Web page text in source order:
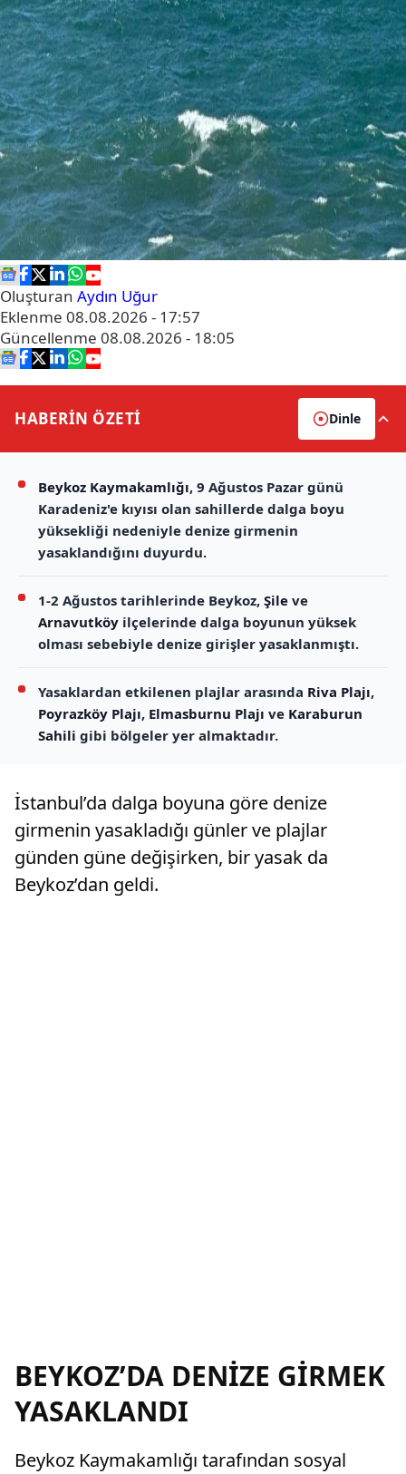
Oluşturan Aydın Uğur
Eklenme 08.08.2026 - 17:57
Güncellenme 08.08.2026 - 18:05
HABERİN ÖZETİ Dinle
Beykoz Kaymakamlığı, 9 Ağustos Pazar günü
Karadeniz'e kıyısı olan sahillerde dalga boyu
yüksekliği nedeniyle denize girmenin
yasaklandığını duyurdu.
1-2 Ağustos tarihlerinde Beykoz, Şile ve
Arnavutköy ilçelerinde dalga boyunun yüksek
olması sebebiyle denize girişler yasaklanmıştı.
Yasaklardan etkilenen plajlar arasında Riva Plajı,
Poyrazköy Plajı, Elmasburnu Plajı ve Karaburun
Sahili gibi bölgeler yer almaktadır.
İstanbul’da dalga boyuna göre denize
girmenin yasakladığı günler ve plajlar
günden güne değişirken, bir yasak da
Beykoz’dan geldi.
BEYKOZ’DA DENİZE GİRMEK
YASAKLANDI
Beykoz Kaymakamlığı tarafından sosyal